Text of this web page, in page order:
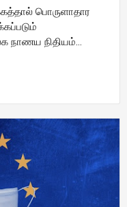
பொருளாதார
நாணய நிதியம்…